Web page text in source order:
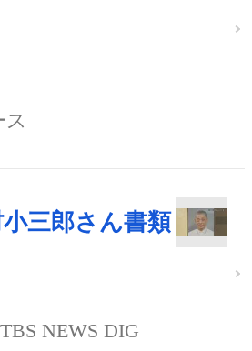
三郎さん書類
TBS NEWS DIG